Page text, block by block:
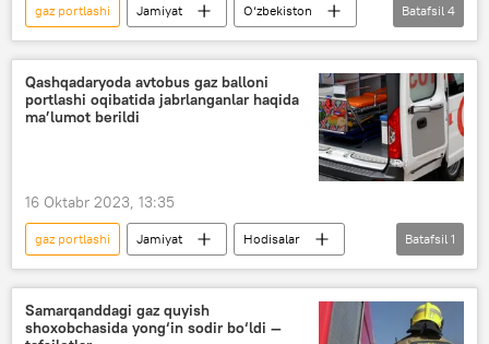
gaz portlashi Jamiyat
O‘zbekiston
Farg‘ona viloyati
yong‘in
portlash
IIB
Batafsil 4
Qashqadaryoda avtobus gaz balloni
portlashi oqibatida jabrlanganlar haqida
ma’lumot berildi
16 Oktabr 2023, 13:35
gaz portlashi Jamiyat
Hodisalar
Qashqadaryo viloyati
Batafsil 1
Samarqanddagi gaz quyish
shoxobchasida yong‘in sodir bo‘ldi —